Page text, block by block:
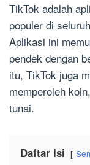
TikTok adalah
populer di
Aplikasi ini
pendek dengan
itu, TikTok juga
memperoleh
tunai.
Daftar Isi